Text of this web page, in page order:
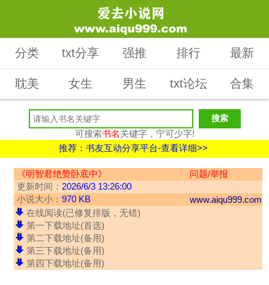
分类 txt分享 强推 排行 最新
耽美 女生 男生 txt论坛 合集
可搜索书名关键字，宁可少字!
推荐：书友互动分享平台-查看详细>>
《明智君绝赞卧底中》
问题/举报
更新时间： 2026/6/3 13:26:00
小说大小： 970 KB
www.aiqu999.com
在线阅读(已修复排版，无错)
第一下载地址(首选)
第二下载地址(备用)
第三下载地址(备用)
第四下载地址(备用)